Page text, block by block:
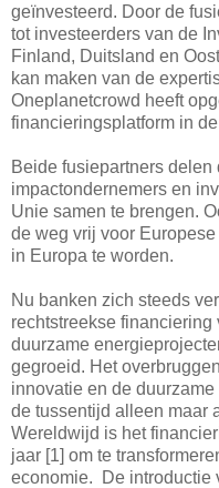
geïnvesteerd. Door de
tot investeerders van de
Finland, Duitsland en
kan maken van de
Oneplanetcrowd heeft
financieringsplatform in
Beide fusiepartners delen
impactondernemers en
Unie samen te brengen.
de weg vrij voor
in Europa te worden.
Nu banken zich steeds
rechtstreekse
duurzame
gegroeid. Het
innovatie en de
de tussentijd alleen maar
Wereldwijd is het
jaar [1] om te
economie. De introductie